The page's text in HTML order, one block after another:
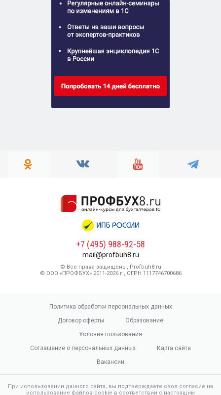
+7 (495) 988-92-58
mail@profbuh8.ru
© Все права защищены, Profbuh8.ru
© ООО «ПРОФБУХ» 2011-2026 г., ОГРН 1117746700686
Политика обработки персональных данных
Договор оферты
Образование
Условия пользования
Соглашение о персональных данных
Карта сайта
Вакансии
При использовании данного сайта, вы подтверждаете свое согласие на
использование файлов cookie в соответствии с настоящим